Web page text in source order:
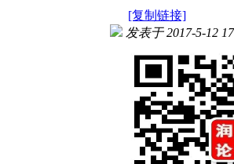
[复制链接]
发表于 2017-5-12